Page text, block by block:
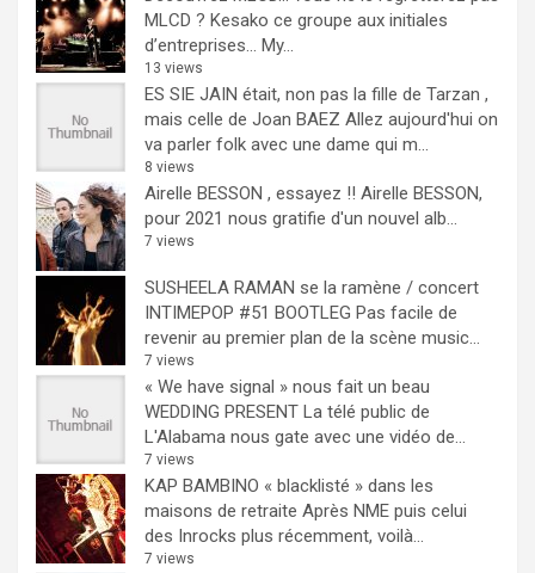
MLCD ? Kesako ce groupe aux initiales
d’entreprises… My...
13 views
ES SIE JAIN était, non pas la fille de Tarzan ,
mais celle de Joan BAEZ Allez aujourd'hui on
va parler folk avec une dame qui m...
8 views
Airelle BESSON , essayez !! Airelle BESSON,
pour 2021 nous gratifie d'un nouvel alb...
7 views
SUSHEELA RAMAN se la ramène / concert
INTIMEPOP #51 BOOTLEG Pas facile de
revenir au premier plan de la scène music...
7 views
« We have signal » nous fait un beau
WEDDING PRESENT La télé public de
L'Alabama nous gate avec une vidéo de...
7 views
KAP BAMBINO « blacklisté » dans les
maisons de retraite Après NME puis celui
des Inrocks plus récemment, voilà...
7 views